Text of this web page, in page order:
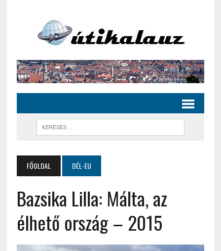
FŐOLDAL DÉL-EU
Bazsika Lilla: Málta, az
élhető ország – 2015